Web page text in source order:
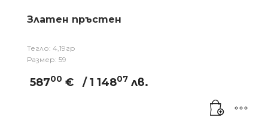
Златен пръстен
Тегло: 4,19гр
Размер: 59
58700 € / 1 14807 лв.